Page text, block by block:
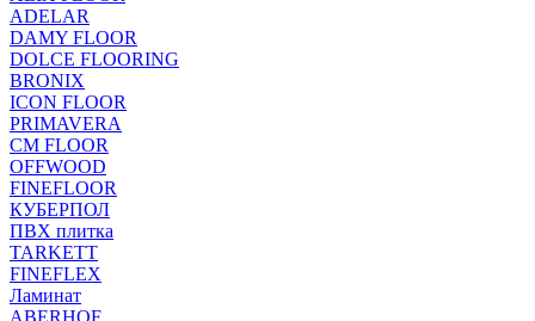
ADELAR
DAMY FLOOR
DOLCE FLOORING
BRONIX
ICON FLOOR
PRIMAVERA
CM FLOOR
OFFWOOD
FINEFLOOR
КУБЕРПОЛ
ПВХ плитка
TARKETT
FINEFLEX
Ламинат
ABERHOF